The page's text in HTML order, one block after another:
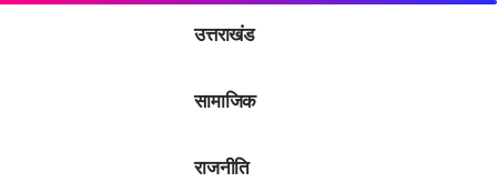
उत्तराखंड
सामाजिक
राजनीति